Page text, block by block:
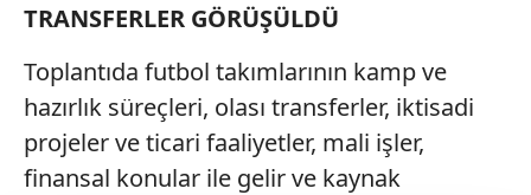
TRANSFERLER GÖRÜŞÜLDÜ
Toplantıda futbol takımlarının kamp ve
hazırlık süreçleri, olası transferler, iktisadi
projeler ve ticari faaliyetler, mali işler,
finansal konular ile gelir ve kaynak